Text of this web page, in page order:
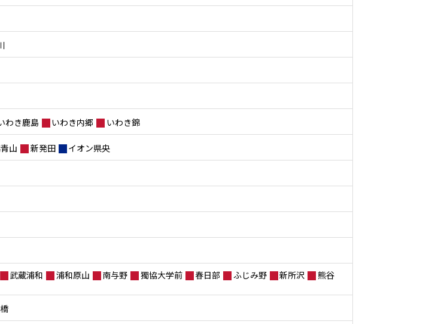
わき鹿島 いわき内郷 いわき錦
山 新発田 イオン県央
武蔵浦和 浦和原山 南与野 獨協大学前 春日部 ふじみ野 新所沢
熊谷